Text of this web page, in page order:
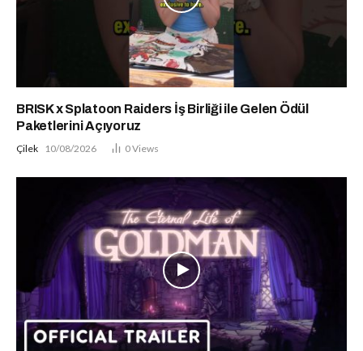
BRISK x Splatoon Raiders İş Birliği ile Gelen Ödül
Paketlerini Açıyoruz
Çilek 10/08/2026 0Views